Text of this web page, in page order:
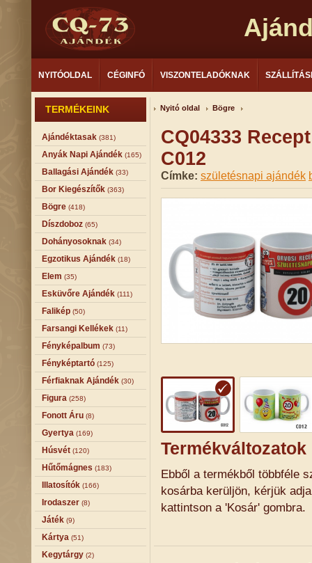
NYITÓOLDAL CÉGINFÓ VISZONTELADÓKNAK
TERMÉKEINK
Ajándéktasak (381)
Anyák Napi Ajándék (165)
Ballagási Ajándék (33)
Bor Kiegészítők (363)
Bögre (418)
Díszdoboz (65)
Dohányosoknak (34)
Egzotikus Ajándék (18)
Elem (35)
Esküvőre Ajándék (111)
Falikép (50)
Farsangi Kellékek (11)
Fényképalbum (73)
Fényképtartó (125)
Férfiaknak Ajándék (30)
Figura (258)
Fonott Áru (8)
Gyertya (169)
Húsvét (120)
Hűtőmágnes (183)
Illatosítók (166)
Irodaszer (8)
Játék (9)
Kártya (51)
Kegytárgy (2)
Nyitó oldal Bögre
CQ04333
C012
Címke: születésnapi ajándék
Termékváltozatok
Ebből a termékből többféle
kosárba kerüljön, kérjük
kattintson a 'Kosár' gombra.